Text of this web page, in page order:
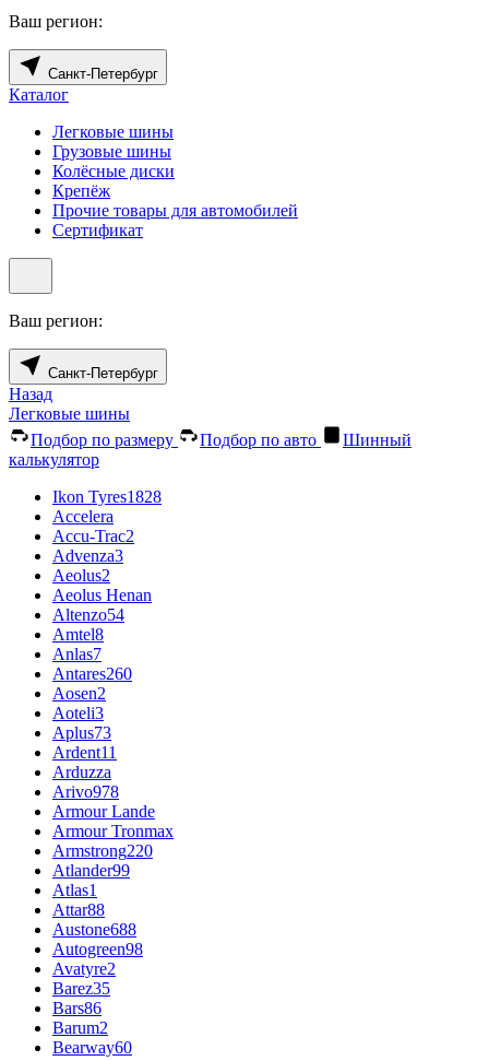
Ваш регион:
Санкт-Петербург
Каталог
Легковые шины
Грузовые шины
Колёсные диски
Крепёж
Прочие товары для автомобилей
Сертификат
Ваш регион:
Санкт-Петербург
Назад
Легковые шины
Подбор по размеру
Подбор по авто
Шинный
калькулятор
Ikon Tyres1828
Accelera
Accu-Trac2
Advenza3
Aeolus2
Aeolus Henan
Altenzo54
Amtel8
Anlas7
Antares260
Aosen2
Aoteli3
Aplus73
Ardent11
Arduzza
Arivo978
Armour Lande
Armour Tronmax
Armstrong220
Atlander99
Atlas1
Attar88
Austone688
Autogreen98
Avatyre2
Barez35
Bars86
Barum2
Bearway60